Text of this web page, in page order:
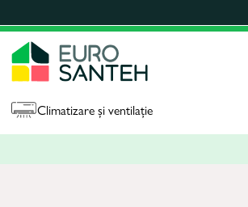
Climatizare și ventilație